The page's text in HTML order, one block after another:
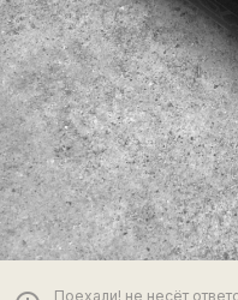
Поехали! не несёт